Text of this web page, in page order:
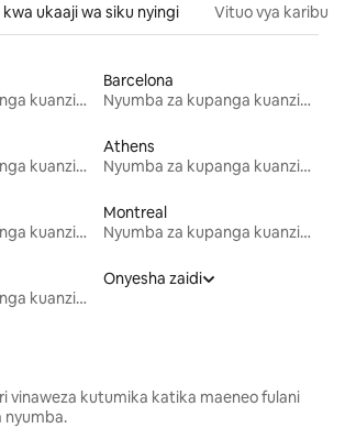
ukaaji wa siku nyingi Vituo vya karibu
Nyumba za kupanga kuanzia mwezi mmoja
Barcelona
Nyumba za kupanga kuanzia mwezi mmoja
Nyumba za kupanga kuanzia mwezi mmoja
Athens
Nyumba za kupanga kuanzia mwezi mmoja
Nyumba za kupanga kuanzia mwezi mmoja
Montreal
Nyumba za kupanga kuanzia mwezi mmoja
Nyumba za kupanga kuanzia mwezi mmoja
Onyesha zaidi
vinaweza kutumika katika maeneo fulani
nyumba.